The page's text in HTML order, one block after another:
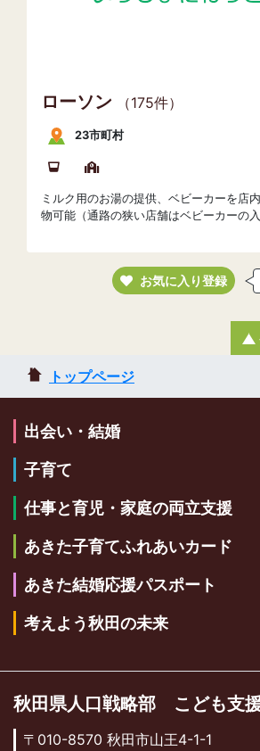
ローソン （175件）
23市町村
ミルク用のお湯の提供、ベビーカーを店
物可能（通路の狭い店舗はベビーカーの
お気に入り登録
トップページ
出会い・結婚
子育て
仕事と育児・家庭の両立支援
あきた子育てふれあいカード
あきた結婚応援パスポート
考えよう秋田の未来
秋田県人口戦略部 こども支
〒010-8570 秋田市山王4-1-1